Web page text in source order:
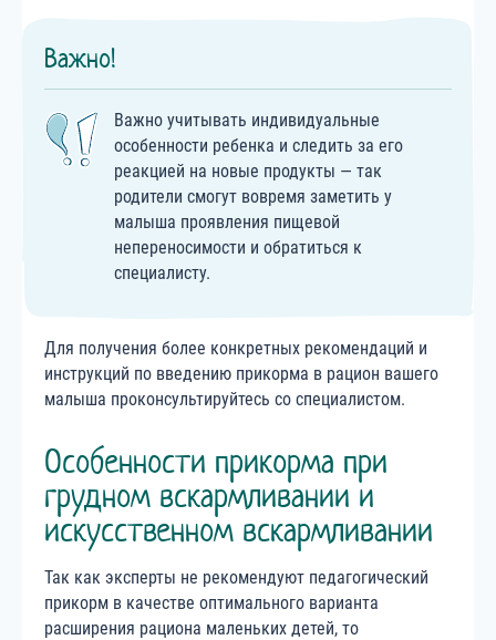
Важно!
Важно учитывать индивидуальные
особенности ребенка и следить за его
реакцией на новые продукты — так
родители смогут вовремя заметить у
малыша проявления пищевой
непереносимости и обратиться к
специалисту.
Для получения более конкретных рекомендаций и
инструкций по введению прикорма в рацион вашего
малыша проконсультируйтесь со специалистом.
Особенности прикорма при
грудном вскармливании и
искусственном вскармливании
Так как эксперты не рекомендуют педагогический
прикорм в качестве оптимального варианта
расширения рациона маленьких детей, то